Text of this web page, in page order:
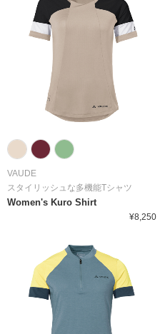
VAUDE
スタイリッシュな多機能Tシャツ
Women's Kuro Shirt
¥8,250